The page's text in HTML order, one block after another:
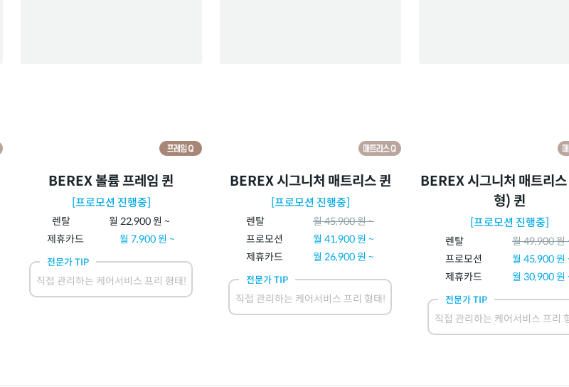
BEREX 볼륨 프레임 퀸
[프로모션 진행중]
렌탈 월 22,900원 ~
제휴카드
월 7,900원 ~
전문가 TIP
직접 관리하는 케어서비스 프리 형태!
BEREX 시그니처 매트리스 퀸
[프로모션 진행중]
렌탈 월45,900원 ~
프로모션
월 41,900원 ~
제휴카드
월 26,900원 ~
전문가 TIP
직접 관리하는 케어서비스 프리 형태!
BEREX 시그니처 매트리
형) 퀸
[프로모션 진행중]
렌탈 월49,900원
프로모션
월 45,900원
제휴카드
월 30,900원
전문가 TIP
직접 관리하는 케어서비스 프리